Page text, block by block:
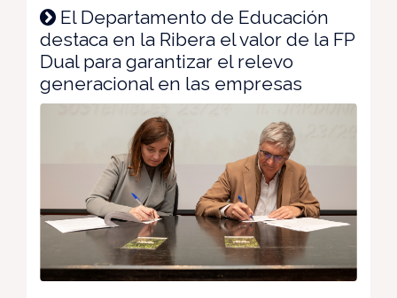
El Departamento de Educación
destaca en la Ribera el valor de la FP
Dual para garantizar el relevo
generacional en las empresas